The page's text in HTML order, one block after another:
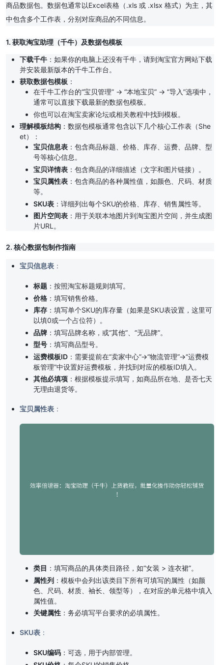
商品数据包。数据包通常以Excel表格（.xls 或 .xlsx 格式）为主，其
中包含多个工作表，分别对应商品的不同信息。
1. 获取淘宝助理（千牛）及数据包模板
下载千牛 ：如果你的电脑上还没有千牛，请到淘宝官方网站下载
并安装最新版本的千牛工作台。
获取数据包模板 ：
在千牛工作台的“宝贝管理” -> “本地宝贝” -> “导入”选项中，
通常可以直接下载最新的数据包模板。
你也可以在淘宝卖家论坛或相关教程中找到模板。
理解模板结构 ：数据包模板通常包含以下几个核心工作表（She
et）：
宝贝信息表 ：包含商品标题、价格、库存、运费、品牌、型
号等核心信息。
宝贝详情表 ：包含商品的详细描述（文字和图片链接）。
宝贝属性表 ：包含商品的各种属性值，如颜色、尺码、材质
等。
SKU表 ：详细列出每个SKU的价格、库存、销售属性等。
图片空间表 ：用于关联本地图片到淘宝图片空间，并生成图
片URL。
2. 核心数据包制作指南
宝贝信息表 ：
标题 ：按照淘宝标题规则填写。
价格 ：填写销售价格。
库存 ：填写单个SKU的库存量（如果是SKU表设置，这里可
以填0或一个占位符）。
品牌 ：填写品牌名称，或“其他”、“无品牌”。
型号 ：填写商品型号。
运费模板ID ：需要提前在“卖家中心”->“物流管理”->“运费模
板管理”中设置好运费模板，并找到对应的模板ID填入。
其他必填项 ：根据模板提示填写，如商品所在地、是否七天
无理由退货等。
宝贝属性表 ：
类目 ：填写商品的具体类目路径，如“女装 > 连衣裙”。
属性列 ：模板中会列出该类目下所有可填写的属性（如颜
色、尺码、材质、袖长、领型等），在对应的单元格中填入
属性值。
关键属性 ：务必填写平台要求的必填属性。
SKU表 ：
SKU编码 ：可选，用于内部管理。